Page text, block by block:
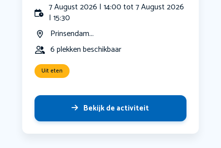
7 August 2026 | 14:00 tot 7 August 2026
| 15:30
Prinsendam...
6 plekken beschikbaar
Uit eten
Bekijk de activiteit